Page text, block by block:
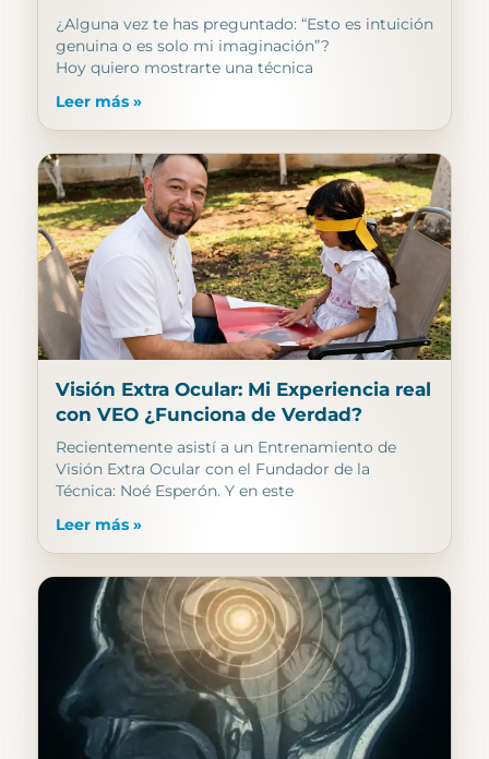
¿Alguna vez te has preguntado: “Esto es intuición
genuina o es solo mi imaginación”?
Hoy quiero mostrarte una técnica
Leer más »
Visión Extra Ocular: Mi Experiencia real
con VEO ¿Funciona de Verdad?
Recientemente asistí a un Entrenamiento de
Visión Extra Ocular con el Fundador de la
Técnica: Noé Esperón. Y en este
Leer más »